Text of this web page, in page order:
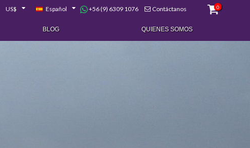
US$ Español +56 (9) 6309 1076 Contáctanos 0
BLOG QUIENES SOMOS